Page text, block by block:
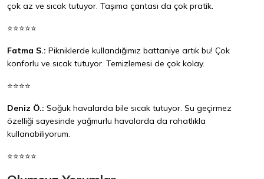
çok az ve sıcak tutuyor. Taşıma çantası da çok pratik.
⭐⭐⭐⭐⭐
Fatma S.: Pikniklerde kullandığımız battaniye artık bu! Çok
konforlu ve sıcak tutuyor. Temizlemesi de çok kolay.
⭐⭐⭐⭐
Deniz Ö.: Soğuk havalarda bile sıcak tutuyor. Su geçirmez
özelliği sayesinde yağmurlu havalarda da rahatlıkla
kullanabiliyorum.
⭐⭐⭐⭐⭐